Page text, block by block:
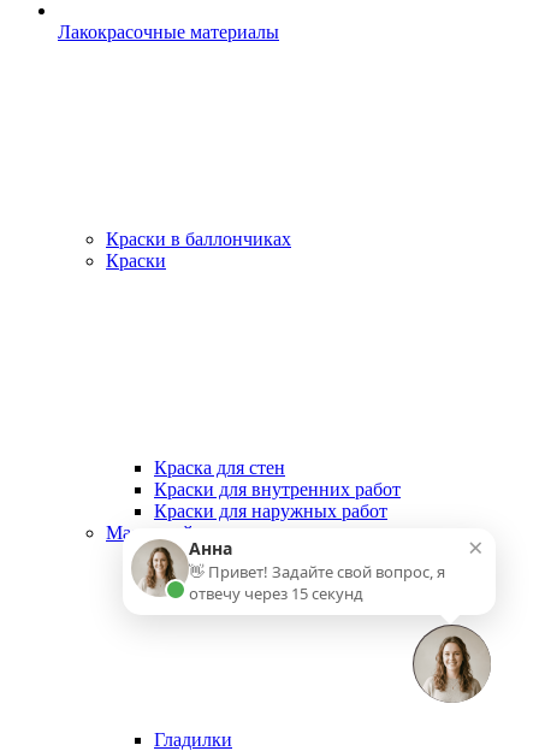
Лакокрасочные материалы
Краски в баллончиках
Краски
Краска для стен
Краски для внутренних работ
Краски для наружных работ
Малярный инструмент
Гладилки
×
Анна
👋 Привет! Задайте свой вопрос, я
отвечу через 15 секунд